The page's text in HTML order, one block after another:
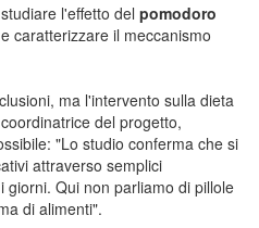
l'effetto del pomodoro
caratterizzare il meccanismo
ma l'intervento sulla dieta
del progetto,
"Lo studio conferma che si
attraverso semplici
Qui non parliamo di pillole
di alimenti".